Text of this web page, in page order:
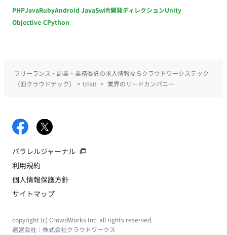
PHPJavaRubyAndroid JavaSwift開発ディレクションUnity
Objective-CPython
フリーランス・副業・業務委託の求人情報ならクラウドワークステック
（旧クラウドテック）
> UIkit > 業界のリードカンパニー
パラレルジャーナル
利用規約
個人情報保護方針
サイトマップ
copyright (c) CrowdWorks Inc. all rights reserved.
運営会社： 株式会社クラウドワークス